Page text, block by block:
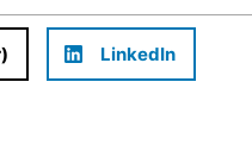
LinkedIn